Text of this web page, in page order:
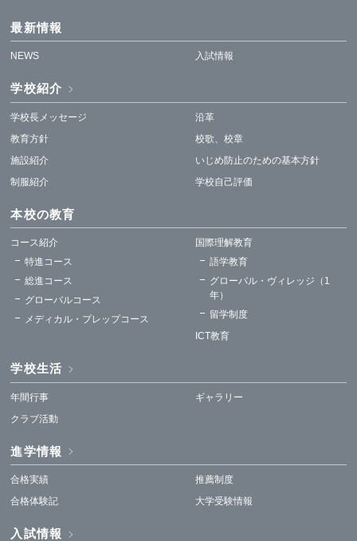
最新情報
NEWS 入試情報
学校紹介
学校長メッセージ
教育方針
施設紹介
制服紹介
沿革
校歌、校章
いじめ防止のための基本方針
学校自己評価
本校の教育
コース紹介
特進コース
総進コース
グローバルコース
メディカル・プレップコース
国際理解教育
語学教育
グローバル・ヴィレッジ（1
年）
留学制度
ICT教育
学校生活
年間行事
クラブ活動
ギャラリー
進学情報
合格実績
合格体験記
推薦制度
大学受験情報
入試情報